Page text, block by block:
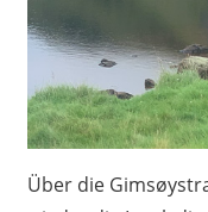
Über die